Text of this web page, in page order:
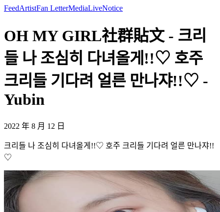
FeedArtistFan LetterMediaLiveNotice
OH MY GIRL社群貼文 - 크리
들 나 조심히 다녀올게!!♡ 호주
크리들 기다려 얼른 만나쟈!!♡ -
Yubin
2022 年 8 月 12 日
크리들 나 조심히 다녀올게!!♡ 호주 크리들 기다려 얼른 만나쟈!!
♡